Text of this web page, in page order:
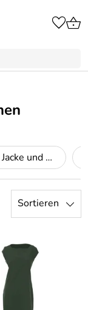
modische Damen Jacke und Mantel
Sortieren